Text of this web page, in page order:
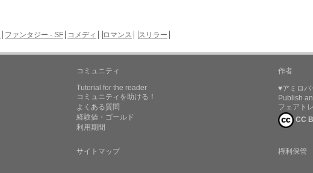
ファンタジー - SF コメディ ロマンス スリラー
コミュニティ
Tutorial for the reader
コミュニティを助ける！
よくある質問
経験値・ゴールド
利用期間
作者
♥アミロバ
Publish
フェアト
CC
サイトマップ 権利保管